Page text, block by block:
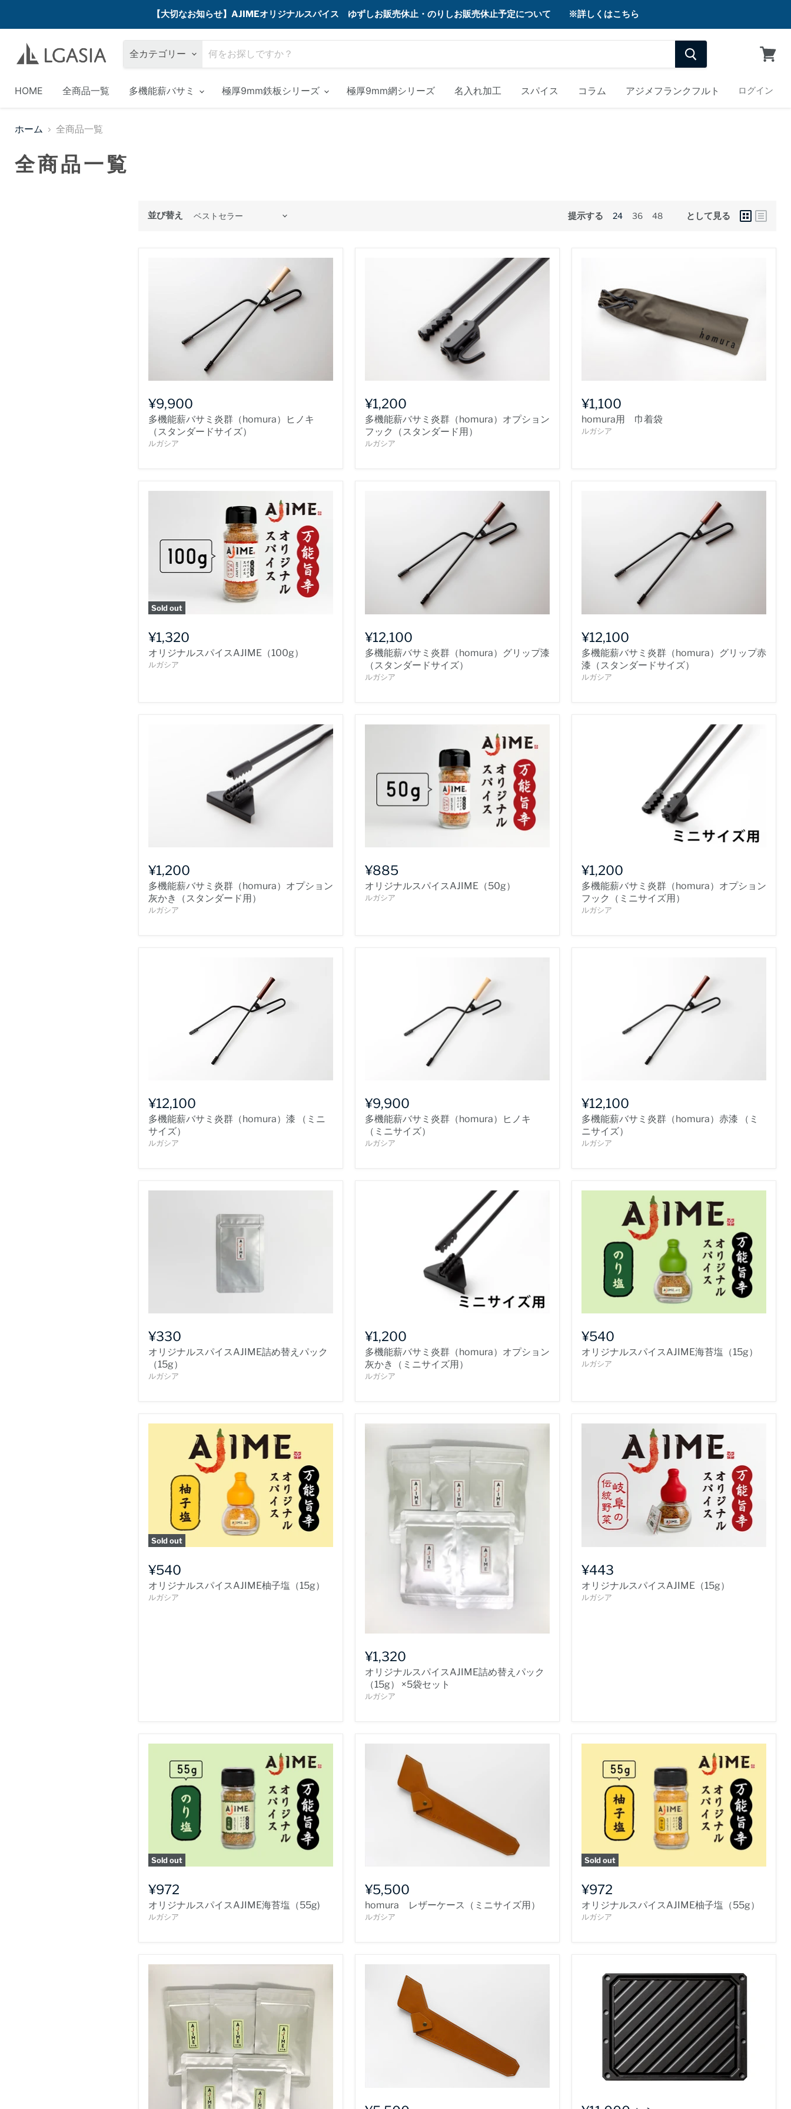
【大切なお知らせ】AJIMEオリジナルスパイス ゆずしお販売休止・のりしお販売休止予定について ※詳しくはこちら
全カテゴリー
ト
を
HOME 全商品一覧 多機能薪バサミ 極厚9mm鉄板シリーズ 極厚9mm網シリーズ 名入れ加工 スパイス コラム アジメフランクフルト ログイン
ホーム 全商品一覧
全商品一覧
並び替え 提示する 24 36 48 として見る
¥9,900
多機能薪バサミ炎群（homura）ヒノキ
（スタンダードサイズ）
ルガシア
¥1,200
多機能薪バサミ炎群（homura）オプション
フック（スタンダード用）
ルガシア
¥1,100
homura用 巾着袋
ルガシア
Sold out
¥1,320
オリジナルスパイスAJIME（100g）
ルガシア
¥12,100
多機能薪バサミ炎群（homura）グリップ漆
（スタンダードサイズ）
ルガシア
¥12,100
多機能薪バサミ炎群（homura）グリップ赤
漆（スタンダードサイズ）
ルガシア
¥1,200
多機能薪バサミ炎群（homura）オプション
灰かき（スタンダード用）
ルガシア
¥885
オリジナルスパイスAJIME（50g）
ルガシア
¥1,200
多機能薪バサミ炎群（homura）オプション
フック（ミニサイズ用）
ルガシア
¥12,100
多機能薪バサミ炎群（homura）漆 （ミニ
サイズ）
ルガシア
¥9,900
多機能薪バサミ炎群（homura）ヒノキ
（ミニサイズ）
ルガシア
¥12,100
多機能薪バサミ炎群（homura）赤漆 （ミ
ニサイズ）
ルガシア
¥330
オリジナルスパイスAJIME詰め替えパック
（15g）
ルガシア
¥1,200
多機能薪バサミ炎群（homura）オプション
灰かき（ミニサイズ用）
ルガシア
¥540
オリジナルスパイスAJIME海苔塩（15g）
ルガシア
Sold out
¥540
オリジナルスパイスAJIME柚子塩（15g）
ルガシア
¥1,320
オリジナルスパイスAJIME詰め替えパック
（15g） ×5袋セット
ルガシア
¥443
オリジナルスパイスAJIME（15g）
ルガシア
Sold out
¥972
オリジナルスパイスAJIME海苔塩（55g)
ルガシア
¥5,500
homura レザーケース（ミニサイズ用）
ルガシア
Sold out
¥972
オリジナルスパイスAJIME柚子塩（55g）
ルガシア